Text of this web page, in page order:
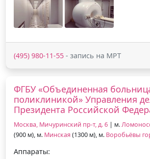
(495) 980-11-55 - запись на МРТ
ФГБУ «Объединенная
поликлиникой» Управления
Президента Российской
Москва, Мичуринский пр-т, д. 6 | м.
(900 м), м. Минская (1300 м), м. Воробьёвы
Аппараты: